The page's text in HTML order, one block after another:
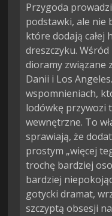
Przygoda
podstawki, ale nie
które dodają
dreszczyku.
dioramy związane
Danii i Los
wspomnieniach,
lodówkę przywozi
wewnętrzne. To
sprawiają, że
prostym „więcej
trochę bardziej
bardziej
gotycki dramat,
szczyptą obsesji